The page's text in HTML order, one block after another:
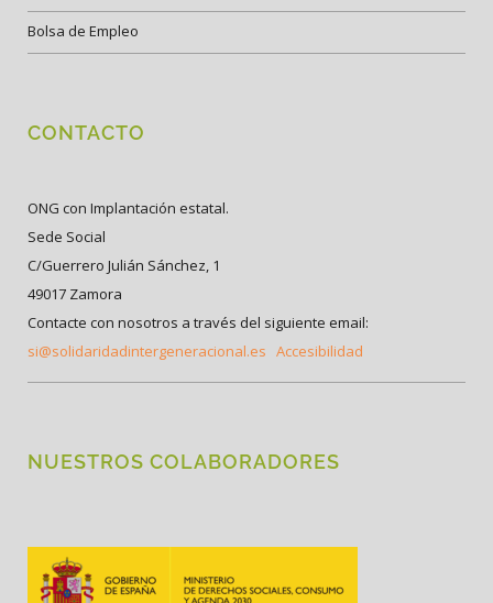
Bolsa de Empleo
CONTACTO
ONG con Implantación estatal.
Sede Social
C/Guerrero Julián Sánchez, 1
49017 Zamora
Contacte con nosotros a través del siguiente email:
si@solidaridadintergeneracional.es Accesibilidad
NUESTROS COLABORADORES